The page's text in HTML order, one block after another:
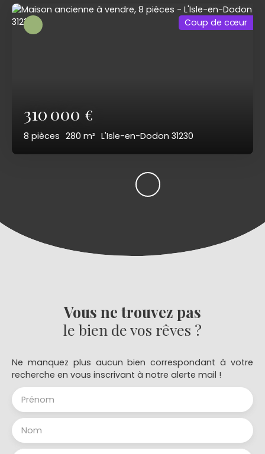
310 000 €
8 pièces 280 m² L'Isle-en-Dodon 31230
Coup de cœur
Vous ne trouvez pas
le bien de vos rêves ?
Ne manquez plus aucun bien correspondant à votre
recherche en vous inscrivant à notre alerte mail !
Prénom
Nom